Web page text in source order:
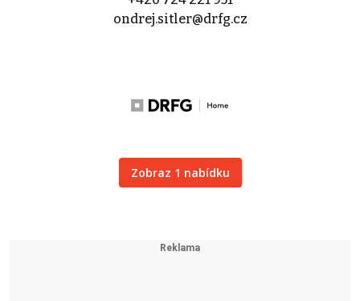
ondrej.sitler@drfg.cz
Zobraz 1 nabídku